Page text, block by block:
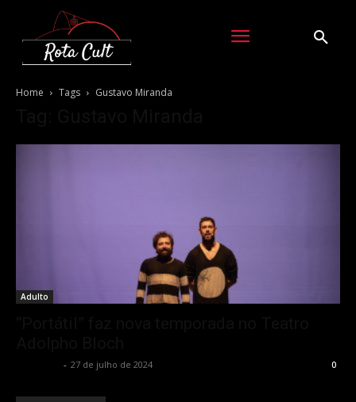
Home Tags Gustavo Miranda
Adulto
- 27 de julho de 2024 0